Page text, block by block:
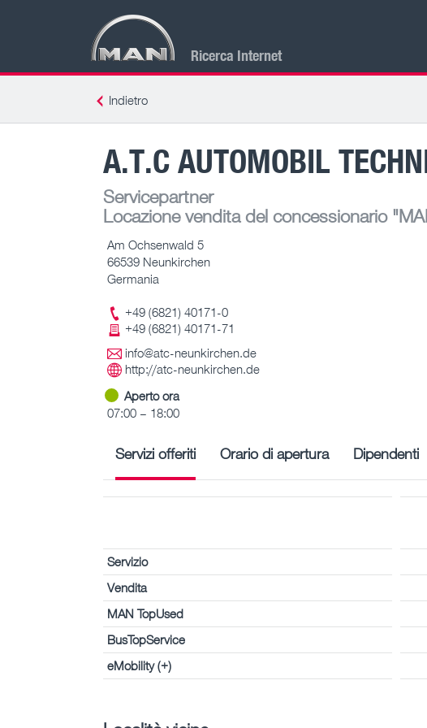
Ricerca Internet
Indietro
A.T.C AUTOMOBIL
Servicepartner
Locazione vendita del concessionario
Am Ochsenwald 5
66539 Neunkirchen
Germania
+49 (6821) 40171-0
+49 (6821) 40171-71
info@atc-neunkirchen.de
http://atc-neunkirchen.de
Aperto ora
07:00 – 18:00
Servizi offeriti Orario di apertura Dipendenti
Servizio
Vendita
MAN TopUsed
BusTopService
eMobility (+)